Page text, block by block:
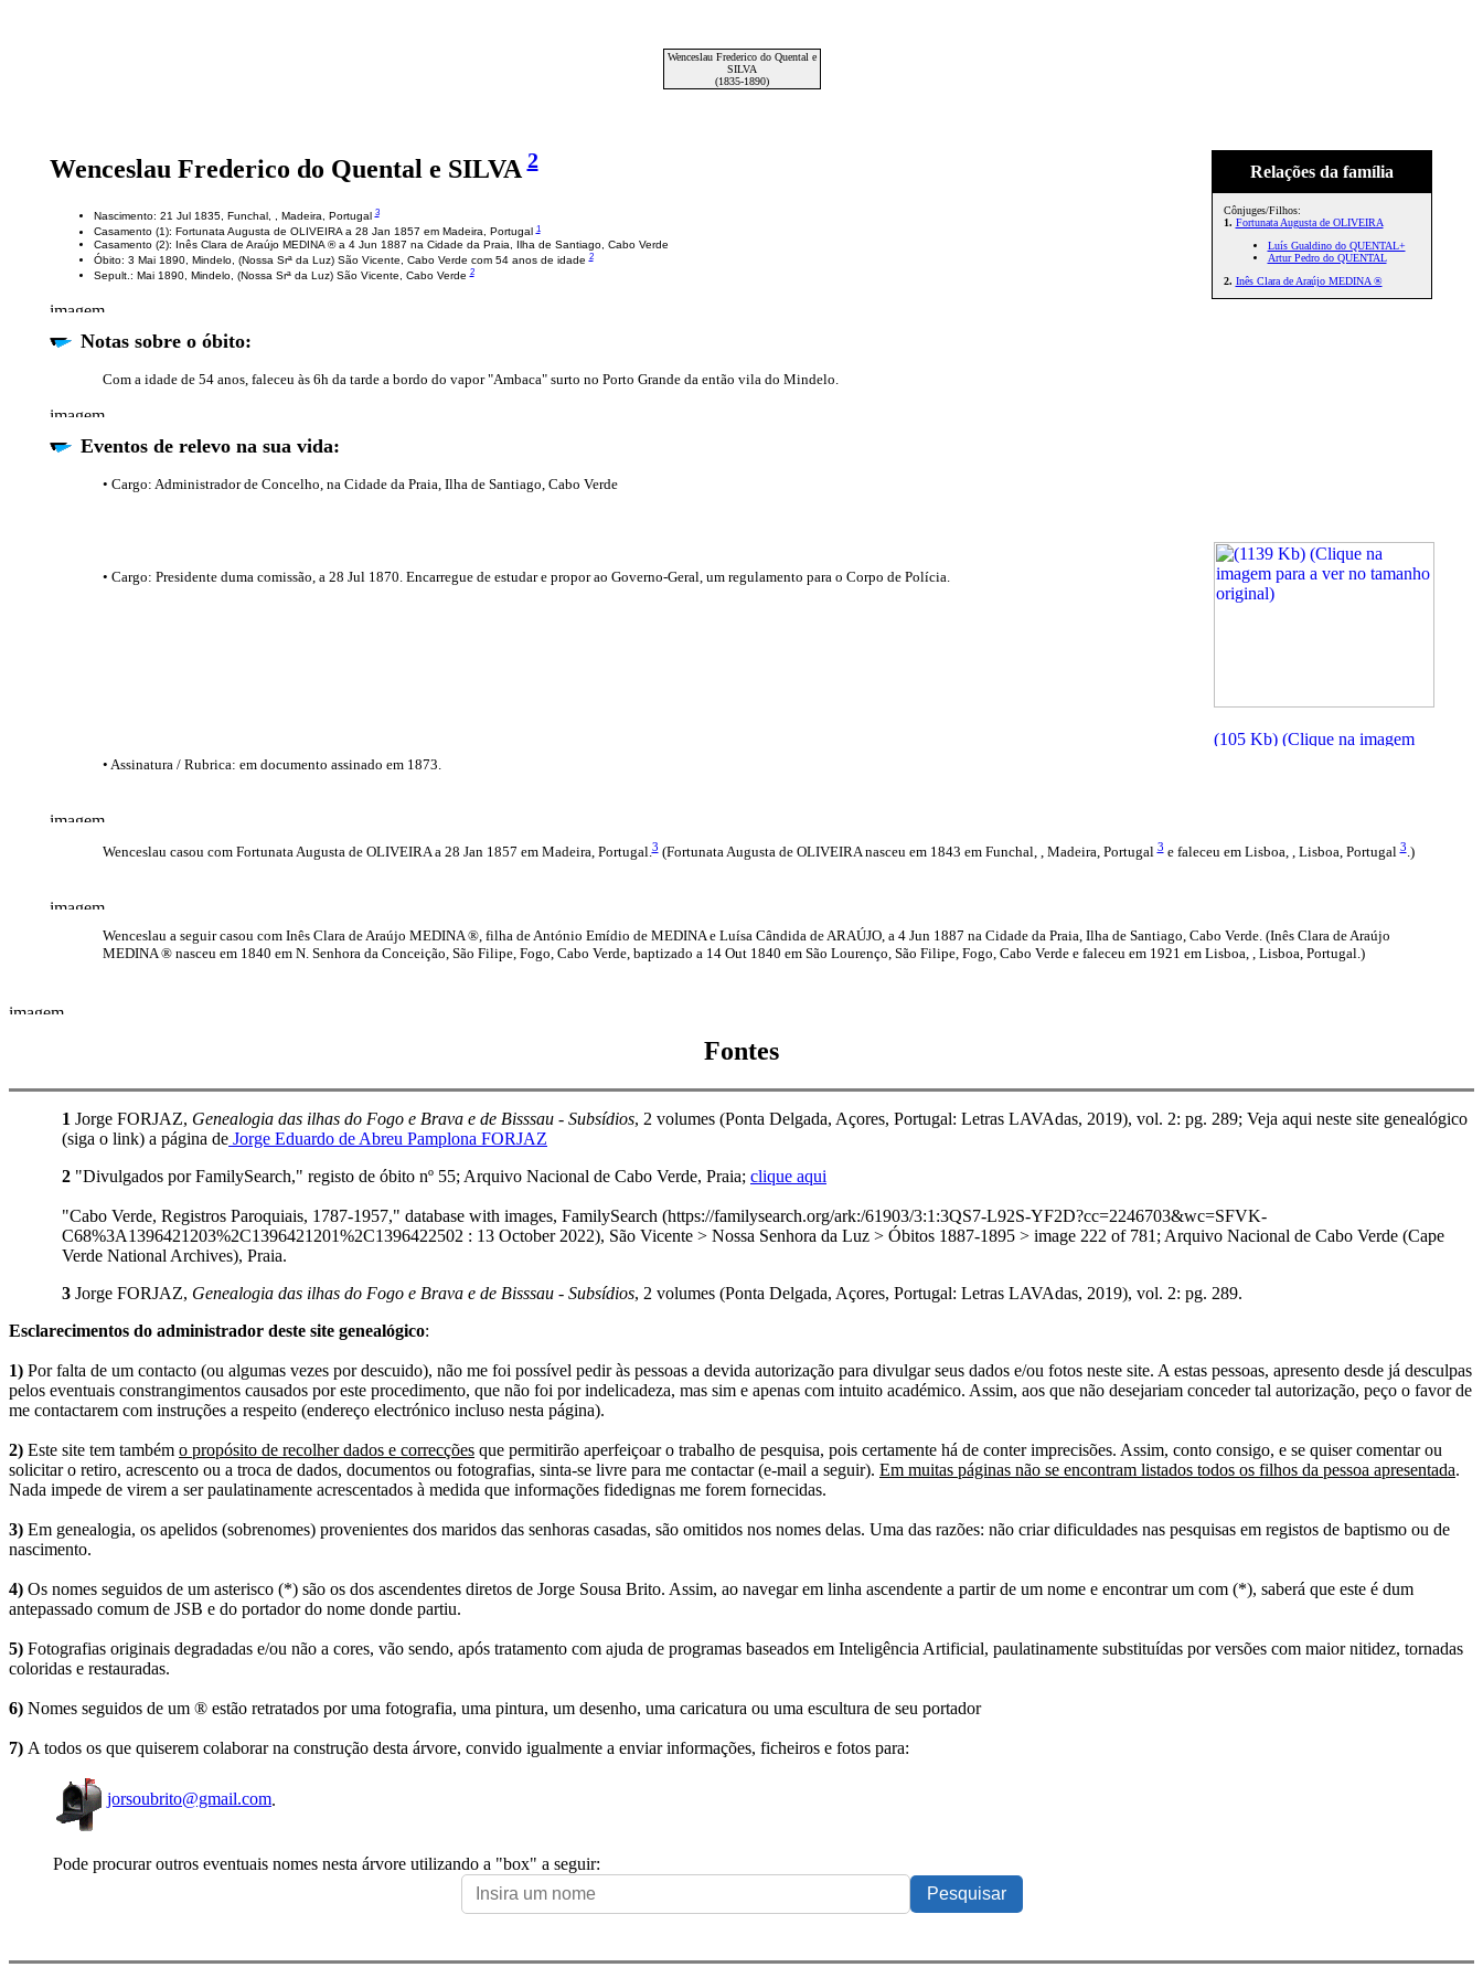
Wenceslau Frederico do Quental e
SILVA
(1835-1890)
Relações da família
Cônjuges/Filhos:
1. Fortunata Augusta de OLIVEIRA
Luís Gualdino do QUENTAL+
Artur Pedro do QUENTAL
2. Inês Clara de Araújo MEDINA ®
Wenceslau Frederico do Quental e SILVA2
Nascimento: 21 Jul 1835, Funchal, , Madeira, Portugal3
Casamento (1): Fortunata Augusta de OLIVEIRA a 28 Jan 1857 em Madeira, Portugal1
Casamento (2): Inês Clara de Araújo MEDINA ® a 4 Jun 1887 na Cidade da Praia, Ilha de Santiago, Cabo Verde
Óbito: 3 Mai 1890, Mindelo, (Nossa Srª da Luz) São Vicente, Cabo Verde com 54 anos de idade2
Sepult.: Mai 1890, Mindelo, (Nossa Srª da Luz) São Vicente, Cabo Verde2
Notas sobre o óbito:
Com a idade de 54 anos, faleceu às 6h da tarde a bordo do vapor "Ambaca" surto no Porto Grande da então vila do Mindelo.
Eventos de relevo na sua vida:
• Cargo: Administrador de Concelho, na Cidade da Praia, Ilha de Santiago, Cabo Verde
• Cargo: Presidente duma comissão, a 28 Jul 1870. Encarregue de estudar e propor ao Governo-Geral, um regulamento para o Corpo de Polícia.
• Assinatura / Rubrica: em documento assinado em 1873.
Wenceslau casou com Fortunata Augusta de OLIVEIRA a 28 Jan 1857 em Madeira, Portugal.3(Fortunata Augusta de OLIVEIRA nasceu em 1843 em Funchal, , Madeira, Portugal3e faleceu em Lisboa, , Lisboa, Portugal3.)
Wenceslau a seguir casou com Inês Clara de Araújo MEDINA ®, filha de António Emídio de MEDINA e Luísa Cândida de ARAÚJO, a 4 Jun 1887 na Cidade da Praia, Ilha de Santiago, Cabo Verde. (Inês Clara de Araújo
MEDINA ® nasceu em 1840 em N. Senhora da Conceição, São Filipe, Fogo, Cabo Verde, baptizado a 14 Out 1840 em São Lourenço, São Filipe, Fogo, Cabo Verde e faleceu em 1921 em Lisboa, , Lisboa, Portugal.)
Fontes
1 Jorge FORJAZ, Genealogia das ilhas do Fogo e Brava e de Bisssau - Subsídios, 2 volumes (Ponta Delgada, Açores, Portugal: Letras LAVAdas, 2019), vol. 2: pg. 289; Veja aqui neste site genealógico
(siga o link) a página de Jorge Eduardo de Abreu Pamplona FORJAZ
2 "Divulgados por FamilySearch," registo de óbito nº 55; Arquivo Nacional de Cabo Verde, Praia; clique aqui
"Cabo Verde, Registros Paroquiais, 1787-1957," database with images, FamilySearch (https://familysearch.org/ark:/61903/3:1:3QS7-L92S-YF2D?cc=2246703&wc=SFVK-
C68%3A1396421203%2C1396421201%2C1396422502 : 13 October 2022), São Vicente > Nossa Senhora da Luz > Óbitos 1887-1895 > image 222 of 781; Arquivo Nacional de Cabo Verde (Cape
Verde National Archives), Praia.
3 Jorge FORJAZ, Genealogia das ilhas do Fogo e Brava e de Bisssau - Subsídios, 2 volumes (Ponta Delgada, Açores, Portugal: Letras LAVAdas, 2019), vol. 2: pg. 289.
Esclarecimentos do administrador deste site genealógico:
1) Por falta de um contacto (ou algumas vezes por descuido), não me foi possível pedir às pessoas a devida autorização para divulgar seus dados e/ou fotos neste site. A estas pessoas, apresento desde já desculpas
pelos eventuais constrangimentos causados por este procedimento, que não foi por indelicadeza, mas sim e apenas com intuito académico. Assim, aos que não desejariam conceder tal autorização, peço o favor de
me contactarem com instruções a respeito (endereço electrónico incluso nesta página).
2) Este site tem também o propósito de recolher dados e correcções que permitirão aperfeiçoar o trabalho de pesquisa, pois certamente há de conter imprecisões. Assim, conto consigo, e se quiser comentar ou
solicitar o retiro, acrescento ou a troca de dados, documentos ou fotografias, sinta-se livre para me contactar (e-mail a seguir). Em muitas páginas não se encontram listados todos os filhos da pessoa apresentada.
Nada impede de virem a ser paulatinamente acrescentados à medida que informações fidedignas me forem fornecidas.
3) Em genealogia, os apelidos (sobrenomes) provenientes dos maridos das senhoras casadas, são omitidos nos nomes delas. Uma das razões: não criar dificuldades nas pesquisas em registos de baptismo ou de
nascimento.
4) Os nomes seguidos de um asterisco (*) são os dos ascendentes diretos de Jorge Sousa Brito. Assim, ao navegar em linha ascendente a partir de um nome e encontrar um com (*), saberá que este é dum
antepassado comum de JSB e do portador do nome donde partiu.
5) Fotografias originais degradadas e/ou não a cores, vão sendo, após tratamento com ajuda de programas baseados em Inteligência Artificial, paulatinamente substituídas por versões com maior nitidez, tornadas
coloridas e restauradas.
6) Nomes seguidos de um ® estão retratados por uma fotografia, uma pintura, um desenho, uma caricatura ou uma escultura de seu portador
7) A todos os que quiserem colaborar na construção desta árvore, convido igualmente a enviar informações, ficheiros e fotos para:
jorsoubrito@gmail.com
Pode procurar outros eventuais nomes nesta árvore utilizando a "box" a seguir: